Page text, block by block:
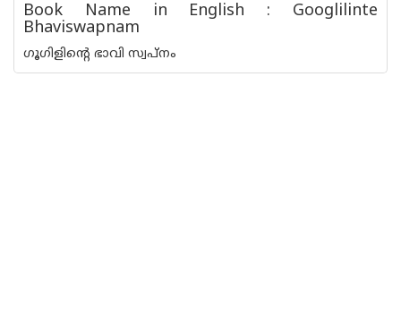
Book Name in English : Googlilinte
Bhaviswapnam
ഗൂഗിളിന്റെ ഭാവി സ്വപ്നം